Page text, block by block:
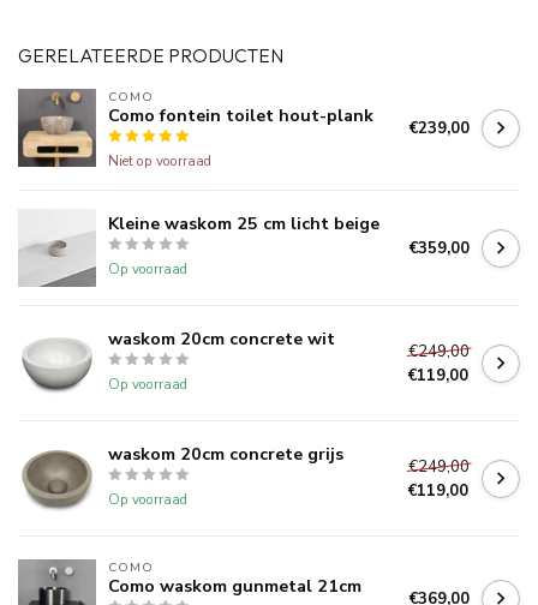
GERELATEERDE PRODUCTEN
COMO
Como fontein toilet hout-plank
Niet op voorraad
€239,00
Kleine waskom 25 cm licht beige
Op voorraad
€359,00
waskom 20cm concrete wit
Op voorraad
€249,00
€119,00
waskom 20cm concrete grijs
Op voorraad
€249,00
€119,00
COMO
Como waskom gunmetal 21cm
€369,00